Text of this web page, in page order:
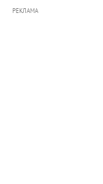
РЕКЛАМА